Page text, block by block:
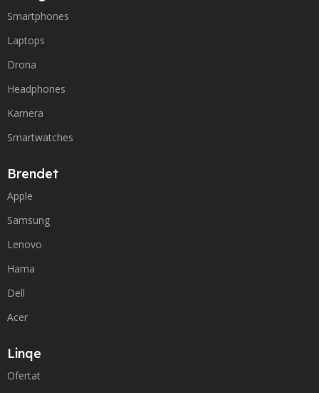
Smartphones
Laptops
Drona
Headphones
Kamera
Smartwatches
Brendet
Apple
Samsung
Lenovo
Hama
Dell
Acer
Linqe
Ofertat